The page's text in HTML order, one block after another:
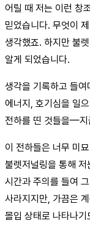
어릴 때 저는 이런 창
믿었습니다. 무엇이
생각했죠. 하지만 불
알게 되었습니다.
생각을 기록하고 들여
에너지, 호기심을 일
전하를 띤 것들을—지
이 전하들은 너무 미
불렛저널링을 통해
시간과 주의를 들여
사라지지만, 가끔은
몰입 상태로 나타나